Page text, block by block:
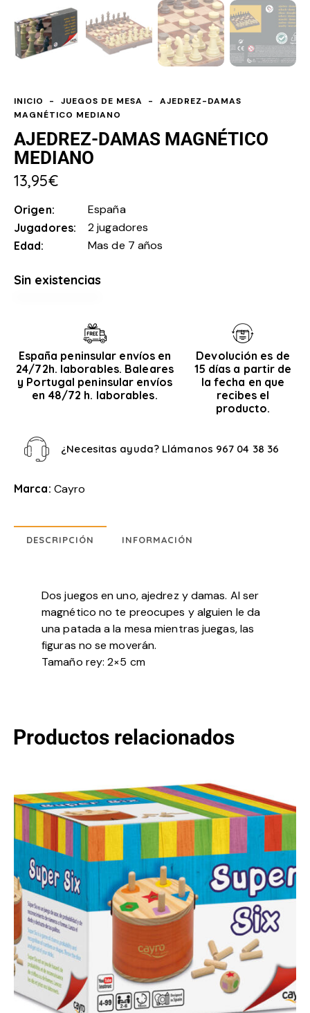
INICIO JUEGOS DE MESA
AJEDREZ-DAMAS
MAGNÉTICO MEDIANO
AJEDREZ-DAMAS MAGNÉTICO
MEDIANO
13,95€
Origen España
Jugadores 2 jugadores
Edad Mas de 7 años
Sin existencias
España peninsular envíos en
24/72h. laborables. Baleares
y Portugal peninsular envíos
en 48/72 h. laborables.
Devolución es de
15 días a partir de
la fecha en que
recibes el
producto.
¿Necesitas ayuda? Llámanos 967 04 38 36
Marca: Cayro
DESCRIPCIÓN INFORMACIÓN
Dos juegos en uno, ajedrez y damas. Al ser
magnético no te preocupes y alguien le da
una patada a la mesa mientras juegas, las
figuras no se moverán.
Tamaño rey: 2×5 cm
Productos relacionados